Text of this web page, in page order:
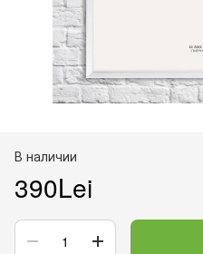
В наличии
390Lei